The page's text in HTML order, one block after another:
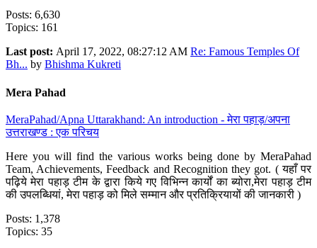
Posts: 6,630
Topics: 161
Last post: April 17, 2022, 08:27:12 AM Re: Famous Temples Of
Bh... by Bhishma Kukreti
Mera Pahad
MeraPahad/Apna Uttarakhand: An introduction - मेरा पहाड़/अपना
उत्तराखण्ड : एक परिचय
Here you will find the various works being done by MeraPahad
Team, Achievements, Feedback and Recognition they got. ( यहाँ पर
पढ़िये मेरा पहाड़ टीम के द्वारा किये गए विभिन्न कार्यों का ब्योरा,मेरा पहाड़ टीम
की उपलब्धियां, मेरा पहाड़ को मिले सम्मान और प्रतिक्रियायों की जानकारी )
Posts: 1,378
Topics: 35